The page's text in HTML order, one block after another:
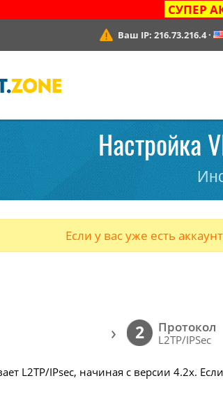
СУПЕР
Ваш IP:216.73.216.4·
Настройка
Если у вас уже есть
› 2 Протокол
L2TP/IPSec
L2TP/IPsec, начиная с версии 4.2x.